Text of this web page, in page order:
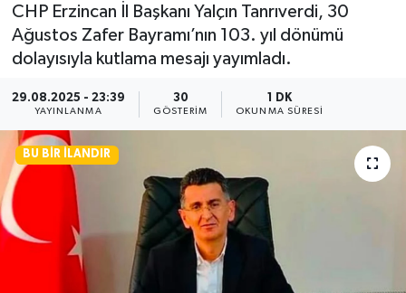
CHP Erzincan İl Başkanı Yalçın Tanrıverdi, 30
Ağustos Zafer Bayramı’nın 103. yıl dönümü
dolayısıyla kutlama mesajı yayımladı.
29.08.2025 - 23:39
YAYINLANMA
30
GÖSTERIM
1 DK
OKUNMA SÜRESI
BU BIR İLANDIR